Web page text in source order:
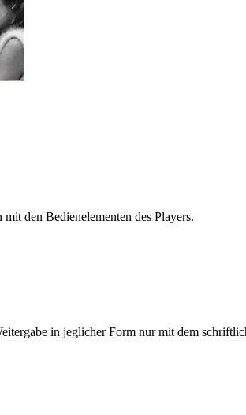
den Bedienelementen des Players.
in jeglicher Form nur mit dem